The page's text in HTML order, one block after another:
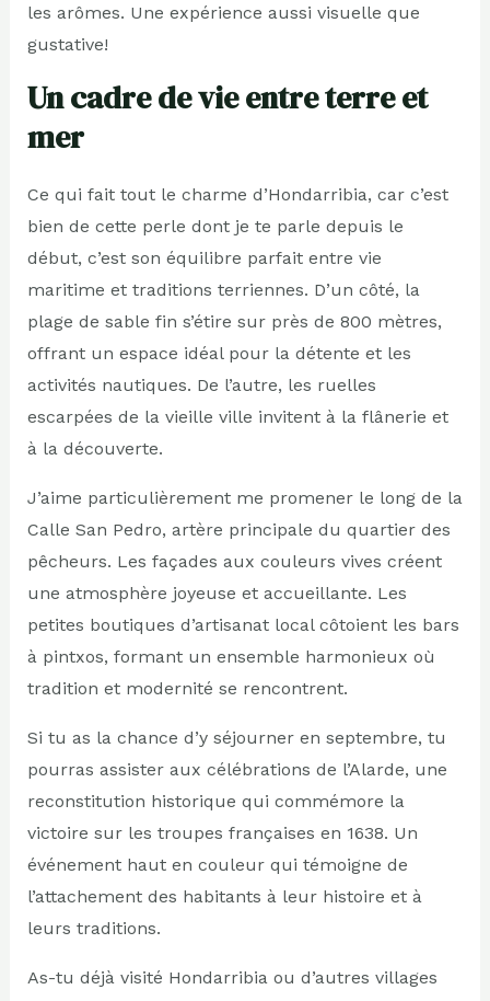
les arômes. Une expérience aussi visuelle que
gustative!
Un cadre de vie entre terre et
mer
Ce qui fait tout le charme d’Hondarribia, car c’est
bien de cette perle dont je te parle depuis le
début, c’est son équilibre parfait entre vie
maritime et traditions terriennes. D’un côté, la
plage de sable fin s’étire sur près de 800 mètres,
offrant un espace idéal pour la détente et les
activités nautiques. De l’autre, les ruelles
escarpées de la vieille ville invitent à la flânerie et
à la découverte.
J’aime particulièrement me promener le long de la
Calle San Pedro, artère principale du quartier des
pêcheurs. Les façades aux couleurs vives créent
une atmosphère joyeuse et accueillante. Les
petites boutiques d’artisanat local côtoient les bars
à pintxos, formant un ensemble harmonieux où
tradition et modernité se rencontrent.
Si tu as la chance d’y séjourner en septembre, tu
pourras assister aux célébrations de l’Alarde, une
reconstitution historique qui commémore la
victoire sur les troupes françaises en 1638. Un
événement haut en couleur qui témoigne de
l’attachement des habitants à leur histoire et à
leurs traditions.
As-tu déjà visité Hondarribia ou d’autres villages